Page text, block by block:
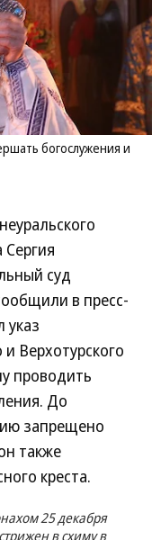
богослужения и
суд
в пресс-
указ
Верхотурского
проводить
До
запрещено
также
креста.
25 декабря
в схиму в